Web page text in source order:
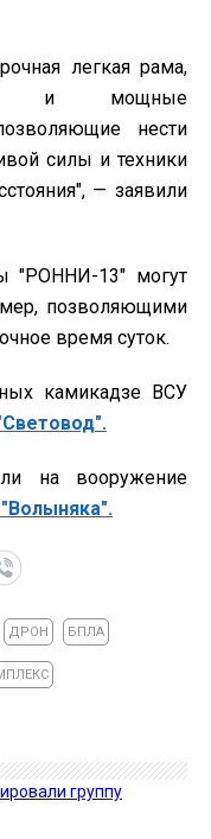
легкая рама,
и мощные
нести
силы и техники
— заявили
"РОННИ-13" могут
позволяющими
время суток.
камикадзе ВСУ
на вооружение
ДРОН БПЛА
группу